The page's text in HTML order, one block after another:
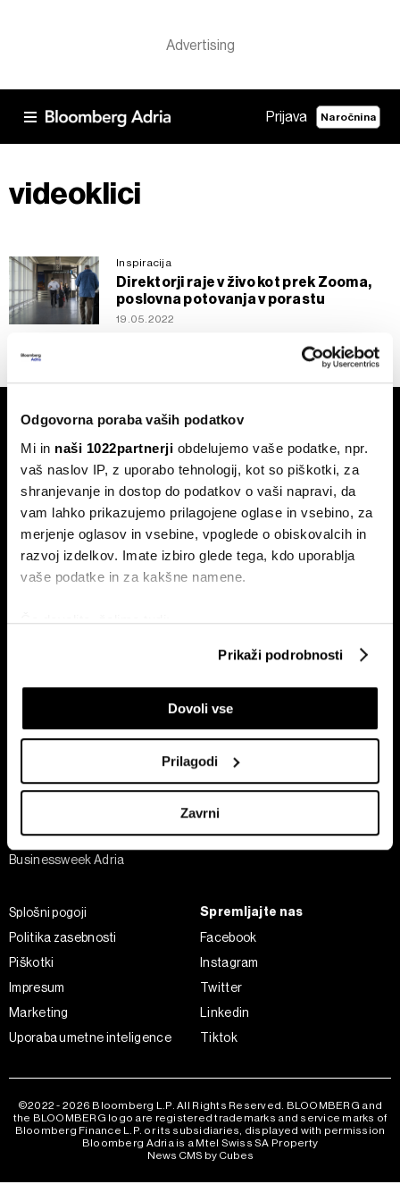
Odgovorna poraba vaših podatkov
Mi in naši 1022partnerji obdelujemo vaše podatke, npr.
vaš naslov IP, z uporabo tehnologij, kot so piškotki, za
shranjevanje in dostop do podatkov o vaši napravi, da
vam lahko prikazujemo prilagojene oglase in vsebino, za
merjenje oglasov in vsebine, vpoglede o obiskovalcih in
razvoj izdelkov. Imate izbiro glede tega, kdo uporablja
vaše podatke in za kakšne namene.
Če dovolite, želimo tudi:
Zbirati informacije o vaši geografski lokaciji, ki so
Identificirati napravo z aktivnim preverjanjem
lastnosti (odčitavanje prstnih odtisov)
Poglejte si še, kako se obdelujejo vaši osebni podatki in
nastavite svoje preference v
razdelku o podrobnostih
iz Izjave o piškotkih.
Skupni upravljavci obdelave so HD-WIN ARENA SPORT
d.o.o. inPartnerji
zasebnosti
, o piškotkih in drugih podobnih tehnologijah
kliknete možnost »Prikaži podrobnosti«. Privolitev lahko
kadar koli prekličete brez kakršnih koli posledic.
Prikaži podrobnosti
Dovoli vse
Prilagodi
Zavrni
Prijava Naročnina
videoklici
Inspiracija
Direktorji raje v živo kot prek Zooma,
poslovna potovanja v porastu
19.05.2022
Naročite se na e-
pismo
Finančni trgi
Tehnologija
Šport
Adria Insight
Businessweek Adria
Bloomberg Adria dogodki
Splošni pogoji
Politika zasebnosti
Piškotki
Impresum
Marketing
Uporaba umetne inteligence
Spremljajte nas
Facebook
Instagram
Twitter
Linkedin
Tiktok
©2022 - 2026 Bloomberg L.P. All Rights Reserved. BLOOMBERG and
the BLOOMBERG logo are registered trademarks and service marks of
Bloomberg Finance L.P. or its subsidiaries, displayed with permission
Bloomberg Adria is a Mtel Swiss SA Property
News CMS by Cubes